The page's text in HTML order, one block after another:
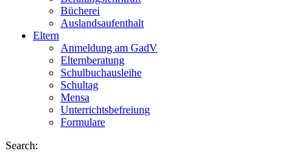
Bücherei
Auslandsaufenthalt
Eltern
Anmeldung am GadV
Elternberatung
Schulbuchausleihe
Schultag
Mensa
Unterrichtsbefreiung
Formulare
Search: